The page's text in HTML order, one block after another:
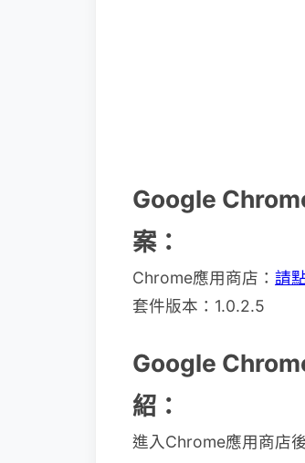
Google
案：
Chrome應用商店： 請
套件版本：1.0.2.5
Google
紹：
進入Chrome應用商店